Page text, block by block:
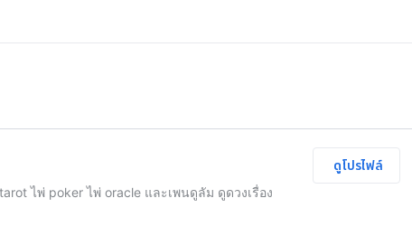
ไพ่ poker ไพ่ oracle และเพนดูลัม ดูดวงเรื่อง
ดูโปรไฟล์